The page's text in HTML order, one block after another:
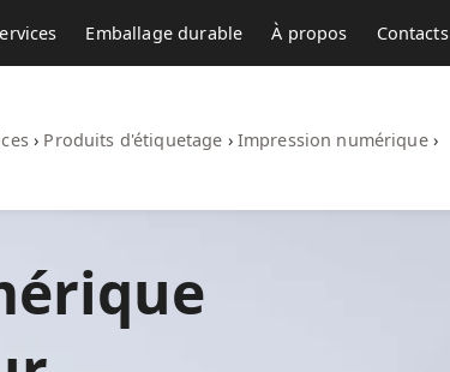
Emballage durable À propos Contacts
› Produits d'étiquetage › Impression numérique ›